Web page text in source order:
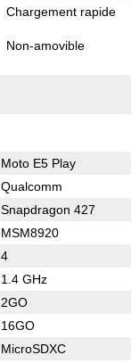
Chargement rapide
Non-amovible
Moto E5 Play
Qualcomm
Snapdragon 427
MSM8920
4
1.4 GHz
2GO
16GO
MicroSDXC